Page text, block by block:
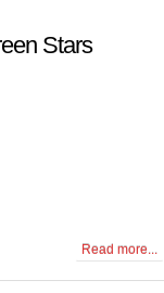
Stars
Read more...